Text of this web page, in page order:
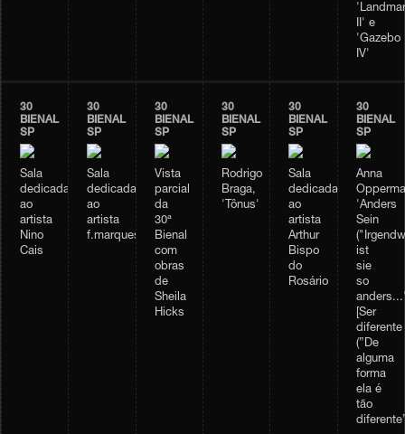
II' e
'Gazebo
IV'
30
BIENAL
SP
Sala
dedicada
ao
artista
Nino
Cais
30
BIENAL
SP
Sala
dedicada
ao
artista
f.marquespenteado
30
BIENAL
SP
Vista
parcial
da
30ª
Bienal
com
obras
de
Sheila
Hicks
30
BIENAL
SP
Rodrigo
Braga,
'Tônus'
30
BIENAL
SP
Sala
dedicada
ao
artista
Arthur
Bispo
do
Rosário
30
BIENAL
SP
Anna
'Anders
Sein
ist
sie
so
[Ser
diferente
(”De
alguma
forma
ela é
tão